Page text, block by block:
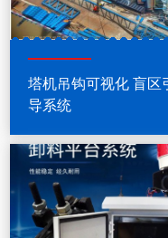
塔机吊钩可视化 盲区引
导系统